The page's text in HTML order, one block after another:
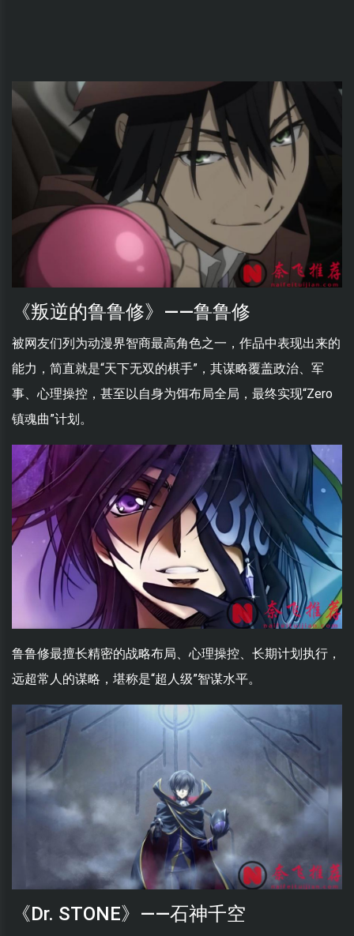
《叛逆的鲁鲁修》——鲁鲁修
被网友们列为‌动漫界智商最高角色之一，作品中表现出来的
能力，简直就是“天下无双的棋手”，其谋略覆盖政治、军
事、心理操控，甚至以自身为饵布局全局，最终实现“Zero
镇魂曲”计划。
鲁鲁修最擅长精密的战略布局、心理操控、长期计划执行‌，
远超常人的谋略，堪称是“超人级”智谋水平。
《Dr. STONE》——石神千空